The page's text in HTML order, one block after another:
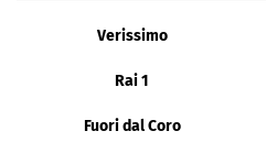
Verissimo
Rai 1
Fuori dal Coro